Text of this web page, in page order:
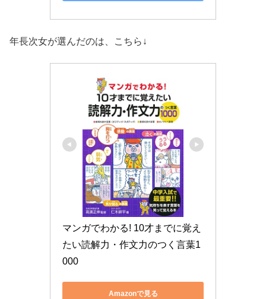
年長次女が選んだのは、こちら↓
マンガでわかる! 10才までに覚え
たい読解力・作文力のつく言葉1
000
Amazonで見る